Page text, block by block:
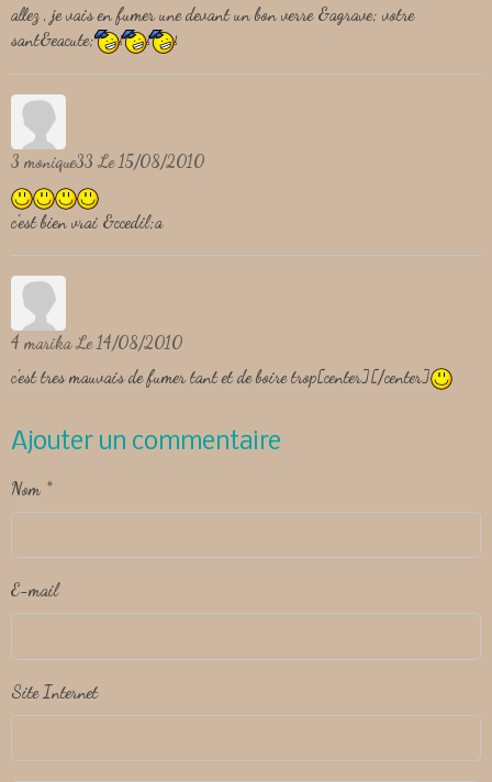
allez , je vais en fumer une devant un bon verre &agrave; votre
sant&eacute;
3 monique33Le 15/08/2010
c'est bien vrai &ccedil;a
4 marikaLe 14/08/2010
c'est tres mauvais de fumer tant et de boire trop[center][/center]
Ajouter un commentaire
Nom
E-mail
Site Internet